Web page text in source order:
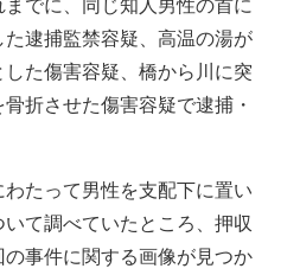
でに、同じ知人男性の首に
逮捕監禁容疑、高温の湯が
した傷害容疑、橋から川に突
折させた傷害容疑で逮捕・
たって男性を支配下に置い
て調べていたところ、押収
の事件に関する画像が見つか